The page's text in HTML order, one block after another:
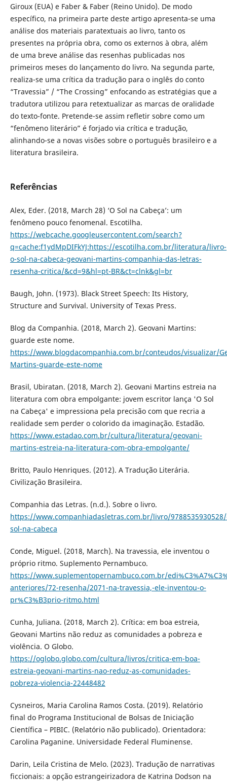
Giroux (EUA) e Faber & Faber (Reino Unido). De modo
específico, na primeira parte deste artigo apresenta-se uma
análise dos materiais paratextuais ao livro, tanto os
presentes na própria obra, como os externos à obra, além
de uma breve análise das resenhas publicadas nos
primeiros meses do lançamento do livro. Na segunda parte,
realiza-se uma crítica da tradução para o inglês do conto
“Travessia” / “The Crossing” enfocando as estratégias que a
tradutora utilizou para retextualizar as marcas de oralidade
do texto-fonte. Pretende-se assim refletir sobre como um
“fenômeno literário” é forjado via crítica e tradução,
alinhando-se a novas visões sobre o português brasileiro e a
literatura brasileira.
Referências
Alex, Eder. (2018, March 28) ‘O Sol na Cabeça’: um
fenômeno pouco fenomenal. Escotilha.
https://webcache.googleusercontent.com/search?
q=cache:f1ydMpDIFkYJ:https://escotilha.com.br/literatura/livro-
o-sol-na-cabeca-geovani-martins-companhia-das-letras-
resenha-critica/&cd=9&hl=pt-BR&ct=clnk&gl=br
Baugh, John. (1973). Black Street Speech: Its History,
Structure and Survival. University of Texas Press.
Blog da Companhia. (2018, March 2). Geovani Martins:
guarde este nome.
https://www.blogdacompanhia.com.br/conteudos/visualizar/
Martins-guarde-este-nome
Brasil, Ubiratan. (2018, March 2). Geovani Martins estreia na
literatura com obra empolgante: jovem escritor lança 'O Sol
na Cabeça' e impressiona pela precisão com que recria a
realidade sem perder o colorido da imaginação. Estadão.
https://www.estadao.com.br/cultura/literatura/geovani-
martins-estreia-na-literatura-com-obra-empolgante/
Britto, Paulo Henriques. (2012). A Tradução Literária.
Civilização Brasileira.
Companhia das Letras. (n.d.). Sobre o livro.
https://www.companhiadasletras.com.br/livro/
sol-na-cabeca
Conde, Miguel. (2018, March). Na travessia, ele inventou o
próprio ritmo. Suplemento Pernambuco.
https://www.suplementopernambuco.com.br/
anteriores/72-resenha/2071-na-travessia,-ele-inventou-o-
pr%C3%B3prio-ritmo.html
Cunha, Juliana. (2018, March 2). Crítica: em boa estreia,
Geovani Martins não reduz as comunidades a pobreza e
violência. O Globo.
https://oglobo.globo.com/cultura/livros/critica-em-boa-
estreia-geovani-martins-nao-reduz-as-comunidades-
pobreza-violencia-22448482
Cysneiros, Maria Carolina Ramos Costa. (2019). Relatório
final do Programa Institucional de Bolsas de Iniciação
Científica – PIBIC. (Relatório não publicado). Orientadora:
Carolina Paganine. Universidade Federal Fluminense.
Darin, Leila Cristina de Melo. (2023). Tradução de narrativas
ficcionais: a opção estrangeirizadora de Katrina Dodson na